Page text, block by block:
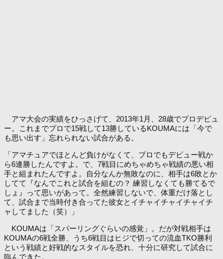
アマ大会の実績をひっさげて、2013年1月、28歳でプロデビュ
ー。これまでプロで15戦して13勝しているKOUMAには「今で
も思い出す」忘れられない試合がある。
「アマチュアでほとんど負けがなくて、プロでもデビュー戦か
ら6連勝したんですよ。で、7戦目にめちゃめちゃ戦績の悪い相
手と組まれたんですよ。自分なんか無敗なのに、相手は6敗とか
してて『なんでこれと試合を組むの？ 練習しなくても勝てるで
しょ』って思いがあって。全然練習しないで、体重だけ落とし
て、試合まで当時付き合ってた彼女とイチャイチャイチャイチ
ャしてました（笑）」
KOUMAは「スパーリングぐらいの感覚」。だが対戦相手は
KOUMAの6戦全勝、うち6戦目はヒジで切っての流血TKO勝利
という戦績と好戦的なスタイルを恐れ、十分に研究して試合に
臨んできた。